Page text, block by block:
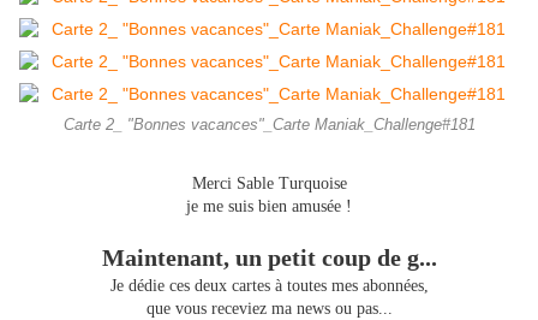
Carte 2_ "Bonnes vacances"_Carte Maniak_Challenge#181
Merci Sable Turquoise
je me suis bien amusée !
Maintenant, un petit coup de g...
Je dédie ces deux cartes à toutes mes abonnées,
que vous receviez ma news ou pas...